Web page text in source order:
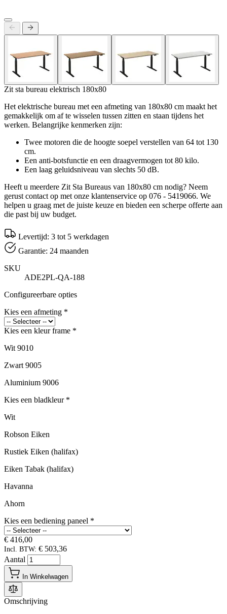
Zit sta bureau elektrisch 180x80
Het elektrische bureau met een afmeting van 180x80 cm maakt het
gemakkelijk om af te wisselen tussen zitten en staan tijdens het
werken. Belangrijke kenmerken zijn:
Twee motoren die de hoogte soepel verstellen van 64 tot 130
cm.
Een anti-botsfunctie en een draagvermogen tot 80 kilo.
Een laag geluidsniveau van slechts 50 dB.
Heeft u meerdere Zit Sta Bureaus van 180x80 cm nodig? Neem
gerust contact op met onze klantenservice op 076 - 5419066. We
helpen u graag met de juiste keuze en bieden een scherpe offerte aan
die past bij uw budget.
Levertijd: 3 tot 5 werkdagen
Garantie: 24 maanden
SKU
ADE2PL-QA-188
Configureerbare opties
Kies een afmeting *
Kies een kleur frame *
Wit 9010
Zwart 9005
Aluminium 9006
Kies een bladkleur *
Wit
Robson Eiken
Rustiek Eiken (halifax)
Eiken Tabak (halifax)
Havanna
Ahorn
Kies een bediening paneel *
€ 416,00
Incl. BTW: € 503,36
Aantal
In Winkelwagen
Omschrijving